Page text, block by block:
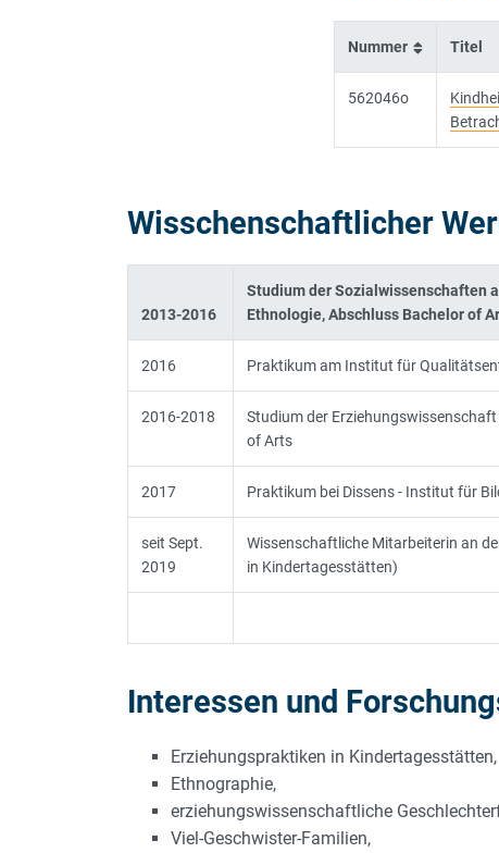
Nummer Titel
562046o
Wisschenschaftlicher
2013-2016
Studium der Sozialwissenschaften
Ethnologie, Abschluss Bachelor of
2016 Praktikum am Institut für
2016-2018
Studium der
of Arts
2017 Praktikum bei Dissens - Institut für
seit Sept.
2019
Wissenschaftliche Mitarbeiterin an
in Kindertagesstätten)
Interessen und
Erziehungspraktiken in Kindertagesstätten,
Ethnographie,
erziehungswissenschaftliche
Viel-Geschwister-Familien,